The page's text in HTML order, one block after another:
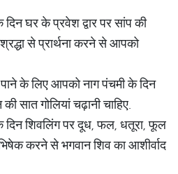
दिन घर के प्रवेश द्वार पर सांप की
से प्रार्थना करने से आपको
पाने के लिए आपको नाग पंचमी के दिन
सात गोलियां चढ़ानी चाहिए.
दिन शिवलिंग पर दूध, फल, धतूरा, फूल
करने से भगवान शिव का आशीर्वाद